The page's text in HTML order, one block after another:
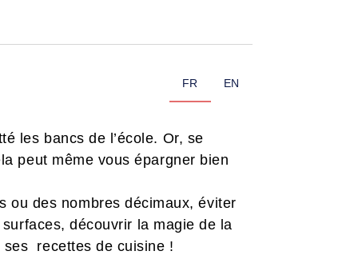
FR EN
les bancs de l’école. Or, se
peut même vous épargner bien
ou des nombres décimaux, éviter
découvrir la magie de la
recettes de cuisine !